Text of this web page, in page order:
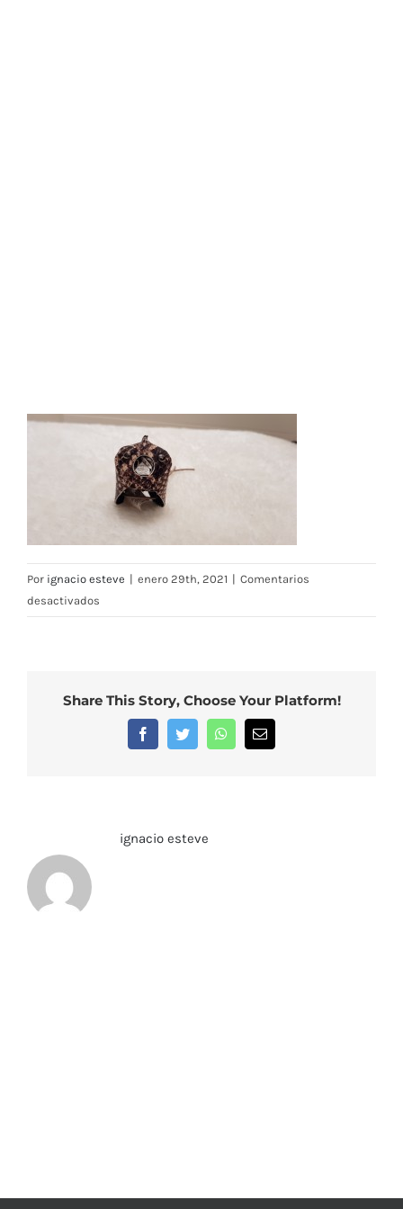
Por ignacio esteve | enero 29th, 2021 | Comentarios
desactivados
Caperuza
palomas
Share This Story, Choose Your Platform!
FacebookTwitter WhatsAppCorreo
electrónico
ignacio esteve